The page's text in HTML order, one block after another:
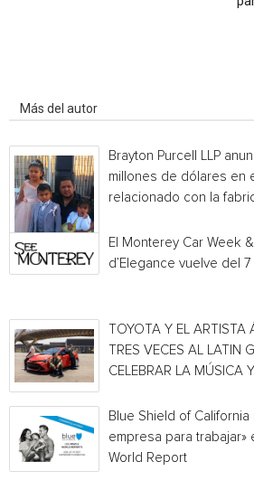
Más del autor
Brayton Purcell LLP
millones de dólares en
relacionado con la
El Monterey Car Week
d’Elegance vuelve del
TOYOTA Y EL
TRES VECES AL LATIN
CELEBRAR LA MÚSICA
Blue Shield of
empresa para trabajar»
World Report